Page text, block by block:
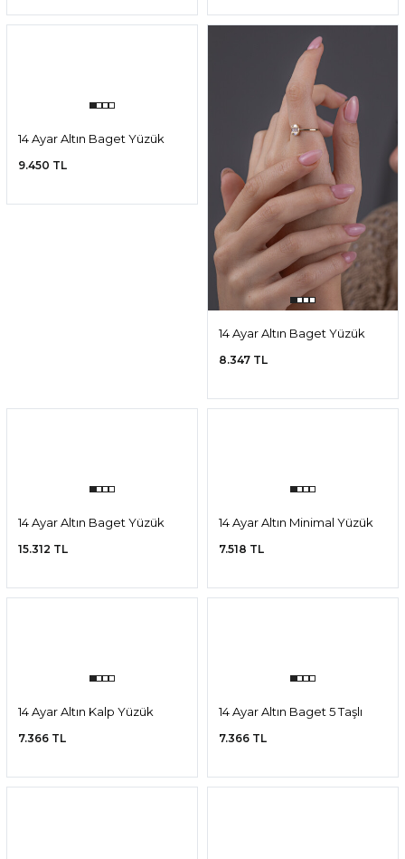
Kelebek Yüzük
14 Ayar Altın Bulut Yüzük
7.366 TL
Asimetrik Yüzük